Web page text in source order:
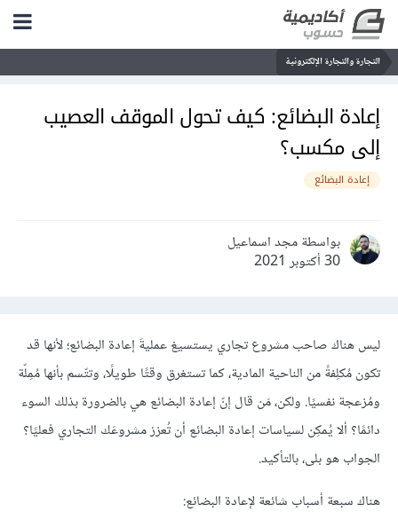
التجارة والتجارة الإلكترونية
إعادة البضائع: كيف تحول الموقف العصيب
إلى مكسب؟
إعادة البضائع
بواسطة مجد اسماعيل
30 أكتوبر 2021
ليس هناك صاحب مشروع تجاري يستسيغ عمليةَ إعادة البضائع؛ لأنها قد
تكون مُكلِفةً من الناحية المادية، كما تستغرق وقتًا طويلًا، وتتّسم بأنها مُمِلّة
ومُزعجة نفسيًا. ولكن، مَن قال إنّ إعادة البضائع هي بالضرورة بذلك السوء
دائمًا؟ ألا يُمكِن لسياسات إعادة البضائع أن تُعزز مشروعَك التجاري فعليًا؟
الجواب هو بلى، بالتأكيد.
هناك سبعة أسباب شائعة لإعادة البضائع: